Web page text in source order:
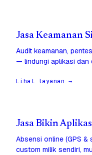
Jasa Keamanan
Audit keamanan,
— lindungi aplikasi dan
Lihat layanan →
Jasa Bikin
Absensi online (GPS &
custom milik sendiri,